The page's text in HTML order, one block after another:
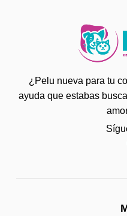
¿Pelu nueva para tu
ayuda que estabas